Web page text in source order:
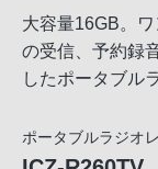
大容量16GB。
の受信、予約録
したポータブル
ポータブルラジオ